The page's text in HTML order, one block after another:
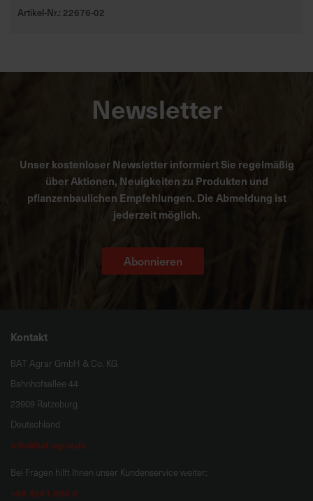
Artikel-Nr.: 22676-02
Newsletter
Unser kostenloser Newsletter informiert Sie regelmäßig
über Aktionen, Neuigkeiten zu Produkten und
pflanzenbaulichen Empfehlungen. Die Abmeldung ist
jederzeit möglich.
Abonnieren
Kontakt
BAT Agrar GmbH & Co. KG
Bahnhofsallee 44
23909 Ratzeburg
Deutschland
info@bat-agrar.de
Bei Fragen hilft Ihnen unser Kundenservice weiter:
+49 4541 806 0